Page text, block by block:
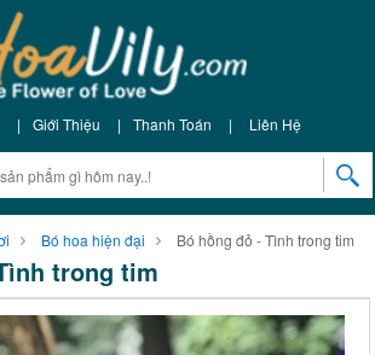
| Giới Thiệu | Thanh Toán | Liên Hệ
Bó hoa hiện đại Bó hồng đỏ - Tình trong tim
trong tim